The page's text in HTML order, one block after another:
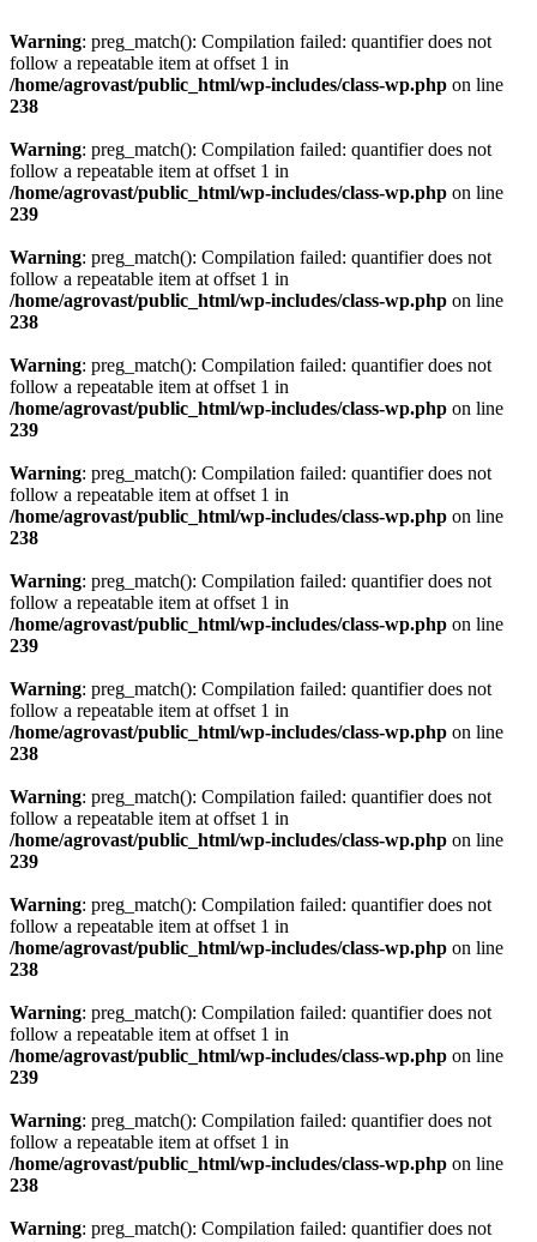
Warning: preg_match(): Compilation failed: quantifier does not
follow a repeatable item at offset 1 in
/home/agrovast/public_html/wp-includes/class-wp.php on line
238
Warning: preg_match(): Compilation failed: quantifier does not
follow a repeatable item at offset 1 in
/home/agrovast/public_html/wp-includes/class-wp.php on line
239
Warning: preg_match(): Compilation failed: quantifier does not
follow a repeatable item at offset 1 in
/home/agrovast/public_html/wp-includes/class-wp.php on line
238
Warning: preg_match(): Compilation failed: quantifier does not
follow a repeatable item at offset 1 in
/home/agrovast/public_html/wp-includes/class-wp.php on line
239
Warning: preg_match(): Compilation failed: quantifier does not
follow a repeatable item at offset 1 in
/home/agrovast/public_html/wp-includes/class-wp.php on line
238
Warning: preg_match(): Compilation failed: quantifier does not
follow a repeatable item at offset 1 in
/home/agrovast/public_html/wp-includes/class-wp.php on line
239
Warning: preg_match(): Compilation failed: quantifier does not
follow a repeatable item at offset 1 in
/home/agrovast/public_html/wp-includes/class-wp.php on line
238
Warning: preg_match(): Compilation failed: quantifier does not
follow a repeatable item at offset 1 in
/home/agrovast/public_html/wp-includes/class-wp.php on line
239
Warning: preg_match(): Compilation failed: quantifier does not
follow a repeatable item at offset 1 in
/home/agrovast/public_html/wp-includes/class-wp.php on line
238
Warning: preg_match(): Compilation failed: quantifier does not
follow a repeatable item at offset 1 in
/home/agrovast/public_html/wp-includes/class-wp.php on line
239
Warning: preg_match(): Compilation failed: quantifier does not
follow a repeatable item at offset 1 in
/home/agrovast/public_html/wp-includes/class-wp.php on line
238
Warning: preg_match(): Compilation failed: quantifier does not